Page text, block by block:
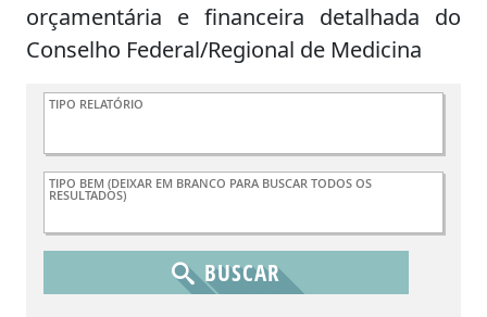
orçamentária e financeira detalhada do
Conselho Federal/Regional de Medicina